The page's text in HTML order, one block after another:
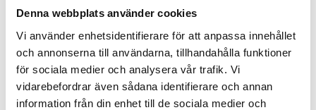
Denna webbplats använder cookies
Vi använder enhetsidentifierare för att anpassa innehållet
och annonserna till användarna, tillhandahålla funktioner
för sociala medier och analysera vår trafik. Vi
vidarebefordrar även sådana identifierare och annan
information från din enhet till de sociala medier och